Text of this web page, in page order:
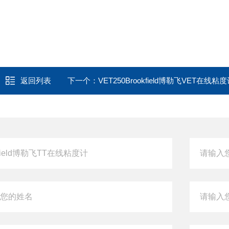
返回列表 下一个： VET250Brookfield博勒飞VET在线粘度